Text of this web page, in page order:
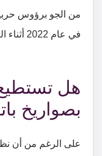
من الجو برؤوس
في عام 2022 أثناء الغزو الروسي لأوكرانيا.
هل تستطيع
بصواريخ
على الرغم من أن